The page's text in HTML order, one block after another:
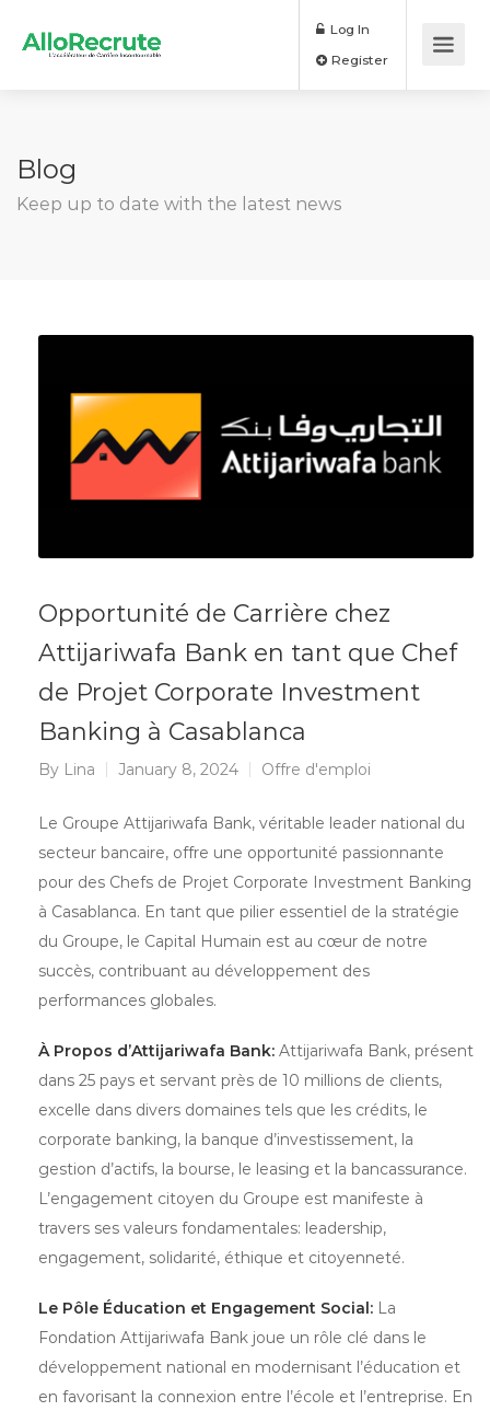
Log In
Blog
Keep up to date with the latest news
Opportunité de Carrière chez
Attijariwafa Bank en tant que Chef
de Projet Corporate Investment
Banking à Casablanca
By Lina January 8, 2024 Offre d'emploi
Le Groupe Attijariwafa Bank, véritable leader national du
secteur bancaire, offre une opportunité passionnante
pour des Chefs de Projet Corporate Investment Banking
à Casablanca. En tant que pilier essentiel de la stratégie
du Groupe, le Capital Humain est au cœur de notre
succès, contribuant au développement des
performances globales.
À Propos d’Attijariwafa Bank: Attijariwafa Bank, présent
dans 25 pays et servant près de 10 millions de clients,
excelle dans divers domaines tels que les crédits, le
corporate banking, la banque d’investissement, la
gestion d’actifs, la bourse, le leasing et la bancassurance.
L’engagement citoyen du Groupe est manifeste à
travers ses valeurs fondamentales: leadership,
engagement, solidarité, éthique et citoyenneté.
Le Pôle Éducation et Engagement Social: La
Fondation Attijariwafa Bank joue un rôle clé dans le
développement national en modernisant l’éducation et
en favorisant la connexion entre l’école et l’entreprise. En